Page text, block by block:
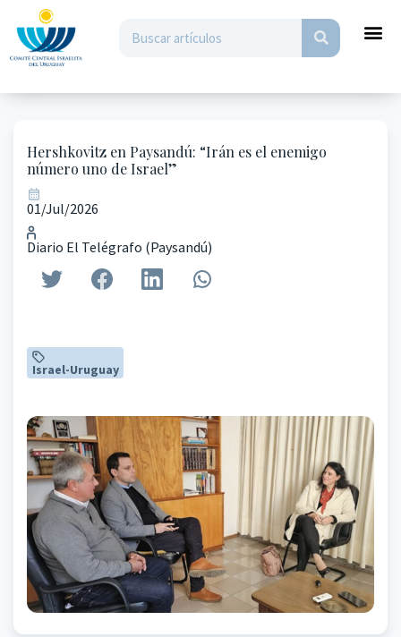
Hershkovitz en Paysandú: “Irán es el enemigo
número uno de Israel”
01/Jul/2026
Diario El Telégrafo (Paysandú)
Israel-Uruguay